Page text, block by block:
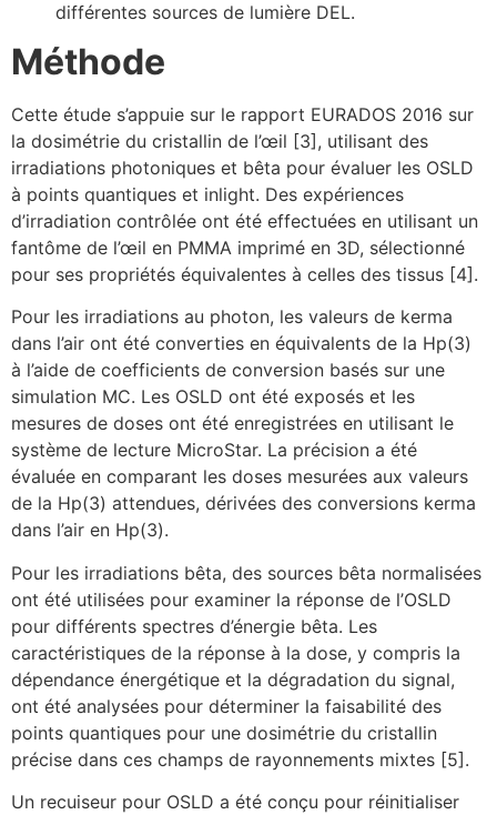
différentes sources de lumière DEL.
Méthode
Cette étude s’appuie sur le rapport EURADOS 2016 sur
la dosimétrie du cristallin de l’œil [3], utilisant des
irradiations photoniques et bêta pour évaluer les OSLD
à points quantiques et inlight. Des expériences
d’irradiation contrôlée ont été effectuées en utilisant un
fantôme de l’œil en PMMA imprimé en 3D, sélectionné
pour ses propriétés équivalentes à celles des tissus [4].
Pour les irradiations au photon, les valeurs de kerma
dans l’air ont été converties en équivalents de la Hp(3)
à l’aide de coefficients de conversion basés sur une
simulation MC. Les OSLD ont été exposés et les
mesures de doses ont été enregistrées en utilisant le
système de lecture MicroStar. La précision a été
évaluée en comparant les doses mesurées aux valeurs
de la Hp(3) attendues, dérivées des conversions kerma
dans l’air en Hp(3).
Pour les irradiations bêta, des sources bêta normalisées
ont été utilisées pour examiner la réponse de l’OSLD
pour différents spectres d’énergie bêta. Les
caractéristiques de la réponse à la dose, y compris la
dépendance énergétique et la dégradation du signal,
ont été analysées pour déterminer la faisabilité des
points quantiques pour une dosimétrie du cristallin
précise dans ces champs de rayonnements mixtes [5].
Un recuiseur pour OSLD a été conçu pour réinitialiser